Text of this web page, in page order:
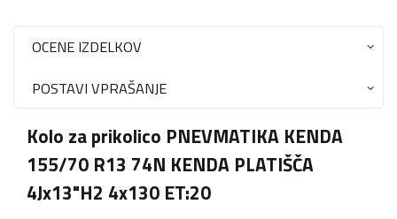
OCENE IZDELKOV
POSTAVI VPRAŠANJE
Kolo za prikolico PNEVMATIKA KENDA
155/70 R13 74N KENDA PLATIŠČA
4Jx13"H2 4x130 ET:20